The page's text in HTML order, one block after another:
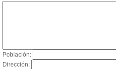
Población:
Dirección: